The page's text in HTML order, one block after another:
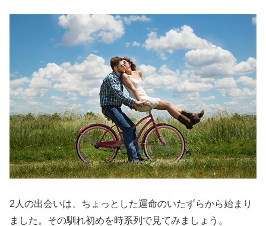
2人の出会いは、ちょっとした運命のいたずらから始まり
ました。その馴れ初めを時系列で見てみましょう。